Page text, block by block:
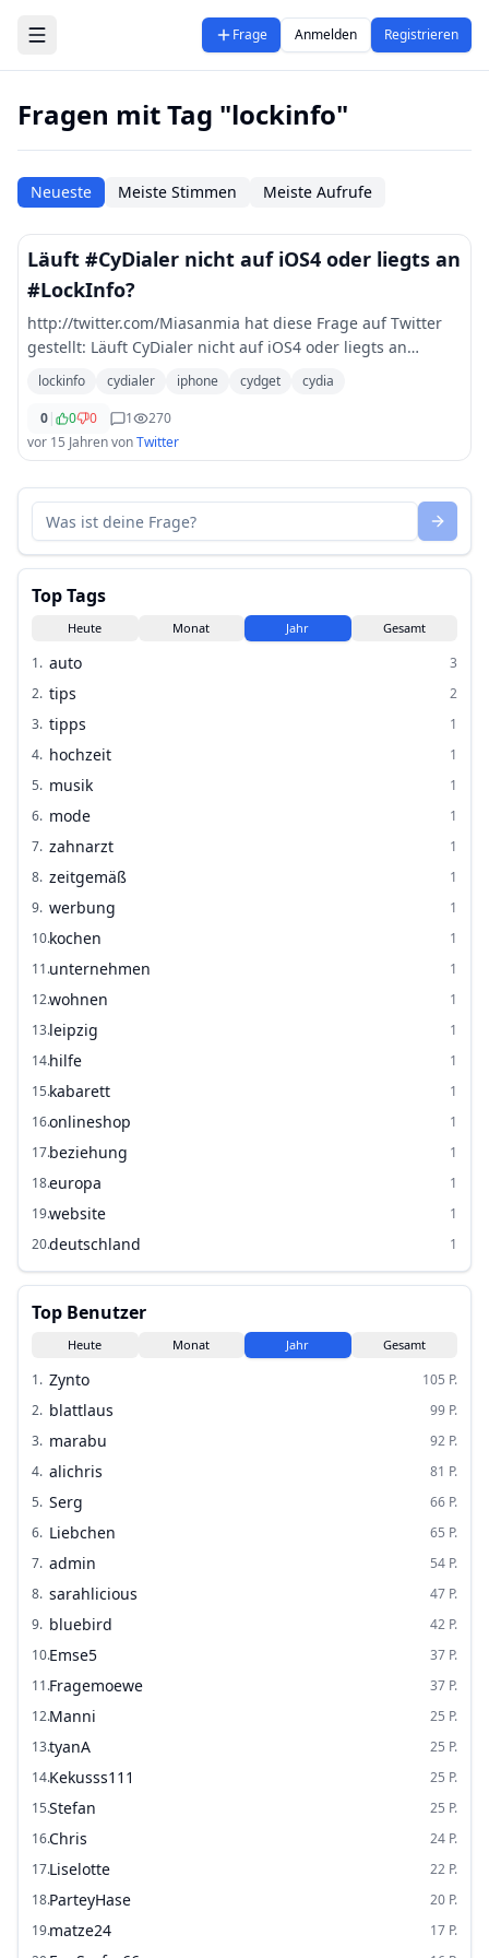
Zum Hauptinhalt springen
Frage Anmelden Registrieren
Fragen mit Tag "lockinfo"
Neueste Meiste Stimmen Meiste Aufrufe
Läuft #CyDialer nicht auf iOS4 oder liegts an
#LockInfo?
http://twitter.com/Miasanmia hat diese Frage auf Twitter
gestellt: Läuft CyDialer nicht auf iOS4 oder liegts an
LockInfo? Jemand Ahnung? Cydget iPhone Cydia
followerpower
lockinfo cydialer iphone cydget
cydia
0| 0 0 1
270
vor 15 JahrenvonTwitter
Top Tags
Heute Monat Jahr Gesamt
1. auto
3
2. tips
2
3. tipps
1
4. hochzeit
1
5. musik
1
6. mode
1
7. zahnarzt
1
8. zeitgemäß
1
9. werbung
1
10.kochen
1
11.unternehmen
1
12.wohnen
1
13.leipzig
1
14.hilfe
1
15.kabarett
1
16.onlineshop
1
17.beziehung
1
18.europa
1
19.website
1
20.deutschland 1
Top Benutzer
Heute Monat Jahr Gesamt
1. Zynto 105 P.
2. blattlaus 99 P.
3. marabu 92 P.
4. alichris 81 P.
5. Serg 66 P.
6. Liebchen 65 P.
7. admin 54 P.
8. sarahlicious 47 P.
9. bluebird 42 P.
10.Emse5 37 P.
11.Fragemoewe 37 P.
12.Manni 25 P.
13.tyanA 25 P.
14.Kekusss111 25 P.
15.Stefan 25 P.
16.Chris 24 P.
17.Liselotte 22 P.
18.ParteyHase 20 P.
19.matze24 17 P.